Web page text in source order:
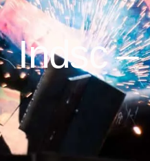
Indsc –